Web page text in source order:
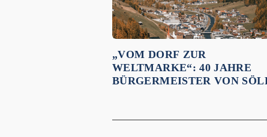
„VOM DORF ZUR
WELTMARKE“: 40 JAHRE
BÜRGERMEISTER VON